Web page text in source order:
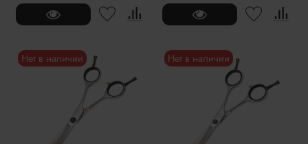
Нет в наличии Нет в наличии